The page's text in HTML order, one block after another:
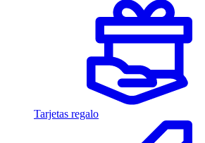
Tarjetas regalo